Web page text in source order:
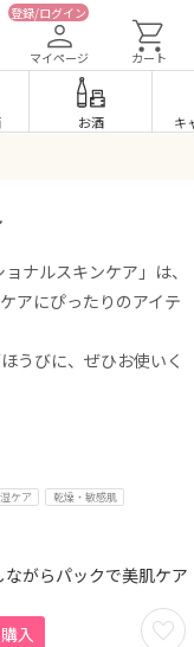
登録/ログイン
マイページ カート
お酒 キ
ナルスキンケア」は、
アにぴったりのアイテ
うびに、ぜひお使いく
ケア
乾燥・敏感肌
がらパックで美肌ケア
お気
購入